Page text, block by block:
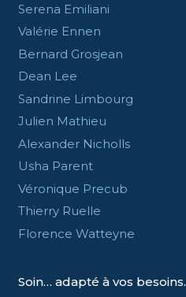
Serena Emiliani
Valérie Ennen
Bernard Grosjean
Dean Lee
Sandrine Limbourg
Julien Mathieu
Alexander Nicholls
Usha Parent
Véronique Precub
Thierry Ruelle
Florence Watteyne
Soin… adapté à vos besoins.